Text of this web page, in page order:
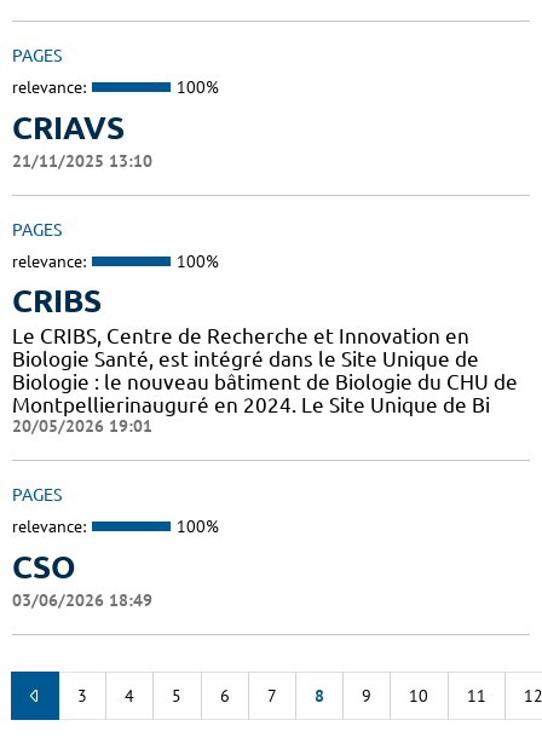
PAGES
relevance: 100%
CRIAVS
21/11/2025 13:10
PAGES
relevance: 100%
CRIBS
Le CRIBS, Centre de Recherche et Innovation en
Biologie Santé, est intégré dans le Site Unique de
Biologie : le nouveau bâtiment de Biologie du CHU de
Montpellierinauguré en 2024. Le Site Unique de Bi
20/05/2026 19:01
PAGES
relevance: 100%
CSO
03/06/2026 18:49
3 4 5 6 7 8 9 10 11 12